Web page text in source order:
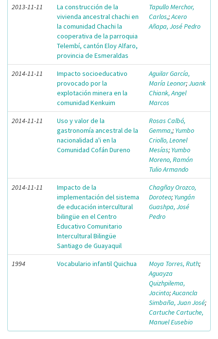
2013-11-11
La construcción de la
vivienda ancestral chachi en
la comunidad Chachi la
cooperativa de la parroquia
Telembí, cantón Eloy Alfaro,
provincia de Esmeraldas
Tapullo Merchor,
Carlos,;Acero
Añapa, José Pedro
2014-11-11
Impacto socioeducativo
provocado por la
explotación minera en la
comunidad Kenkuim
Aguilar García,
María Leonor;Juank
Chiank, Angel
Marcos
2014-11-11
Uso y valor de la
gastronomía ancestral de la
nacionalidad a'i en la
Comunidad Cofán Dureno
Rosas Calbó,
Gemma,; Yumbo
Criollo, Leonel
Mesías; Yumbo
Moreno, Ramón
Tulio Armando
2014-11-11
Impacto de la
implementación del sistema
de educación intercultural
bilingüe en el Centro
Educativo Comunitario
Intercultural Bilingüe
Santiago de Guayaquil
Chagñay Orozco,
Doroteo; Yungán
Guashpa, José
Pedro
1994 Vocabulario infantil Quichua Moya Torres, Ruth;
Aguayza
Quizhpilema,
Jacinto;Aucancla
Simbaña, Juan José;
Cartuche Cartuche,
Manuel Eusebio